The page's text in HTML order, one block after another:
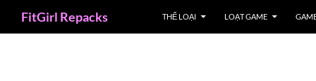
FitGirl Repacks THỂ LOẠI LOẠT GAME